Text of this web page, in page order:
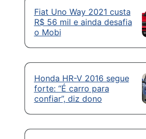
Fiat Uno Way 2021 custa
R$ 56 mil e ainda desafia
o Mobi
Honda HR-V 2016 segue
forte: “É carro para
confiar”, diz dono